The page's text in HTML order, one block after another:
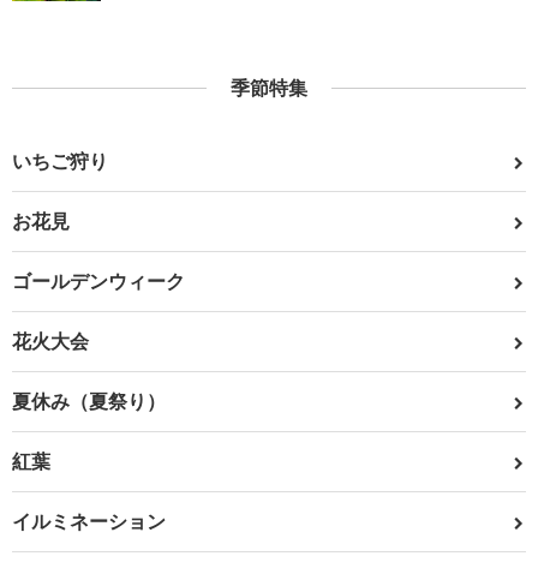
季節特集
いちご狩り
お花見
ゴールデンウィーク
花火大会
夏休み（夏祭り）
紅葉
イルミネーション